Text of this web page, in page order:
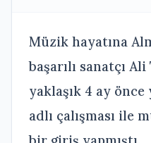
Müzik hayatına
başarılı sanatçı
yaklaşık 4 ay önce
adlı çalışması ile